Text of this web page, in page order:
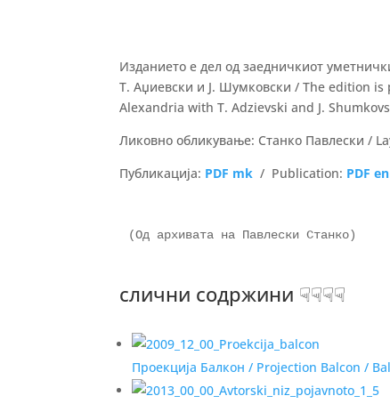
Изданието е дел од заедничкиот
Т. Аџиевски и Ј. Шумковски / The edition
Alexandria with T. Adzievski and J.
Ликовно обликување: Станко Павлески /
Публикација: PDF mk/ Publication: PDF en
(Од архивата на Павлески Станко)
слични содржини ☟☟☟☟
Проекција Балкон / Projection Balcon /